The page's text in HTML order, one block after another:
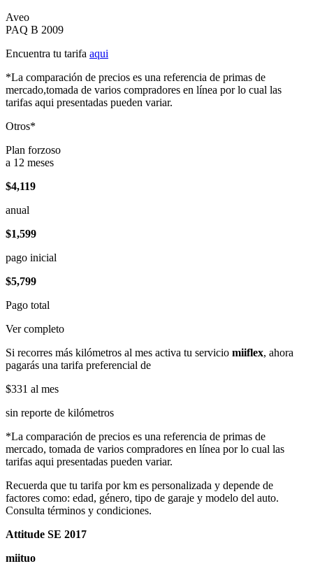
Aveo
PAQ B 2009
Encuentra tu tarifa aqui
*La comparación de precios es una referencia de primas de
mercado,tomada de varios compradores en línea por lo cual las
tarifas aqui presentadas pueden variar.
Otros*
Plan forzoso
a 12 meses
$4,119
anual
$1,599
pago inicial
$5,799
Pago total
Ver completo
Si recorres más kilómetros al mes activa tu servicio miiflex, ahora
pagarás una tarifa preferencial de
$331 al mes
sin reporte de kilómetros
*La comparación de precios es una referencia de primas de
mercado, tomada de varios compradores en línea por lo cual las
tarifas aqui presentadas pueden variar.
Recuerda que tu tarifa por km es personalizada y depende de
factores como: edad, género, tipo de garaje y modelo del auto.
Consulta términos y condiciones.
Attitude SE 2017
miituo